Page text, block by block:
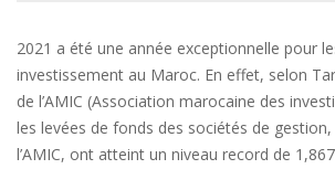
2021 a été une année exceptionnelle pour
investissement au Maroc. En effet, selon
de l’AMIC (Association marocaine des
les levées de fonds des sociétés de
l’AMIC, ont atteint un niveau record de